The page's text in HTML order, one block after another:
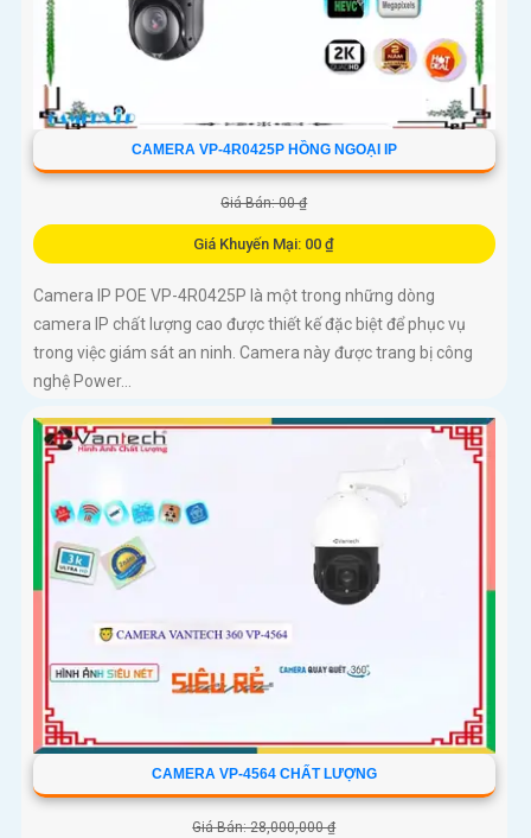
CAMERA VP-4R0425P HỒNG NGOẠI IP
Giá Bán: 00 ₫
Giá Khuyến Mại: 00 ₫
Camera IP POE VP-4R0425P là một trong những dòng
camera IP chất lượng cao được thiết kế đặc biệt để phục vụ
trong việc giám sát an ninh. Camera này được trang bị công
nghệ Power...
CAMERA VP-4564 CHẤT LƯỢNG
Giá Bán: 28,000,000 ₫